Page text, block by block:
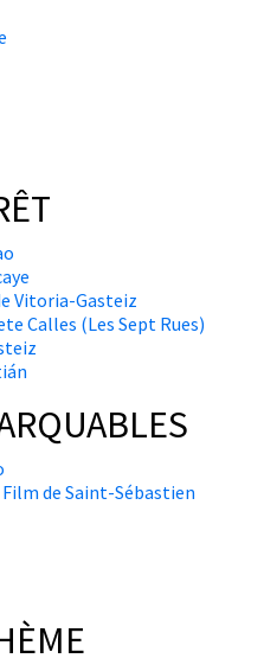
Vitoria-Gasteiz
Calles (Les Sept Rues)
de Saint-Sébastien